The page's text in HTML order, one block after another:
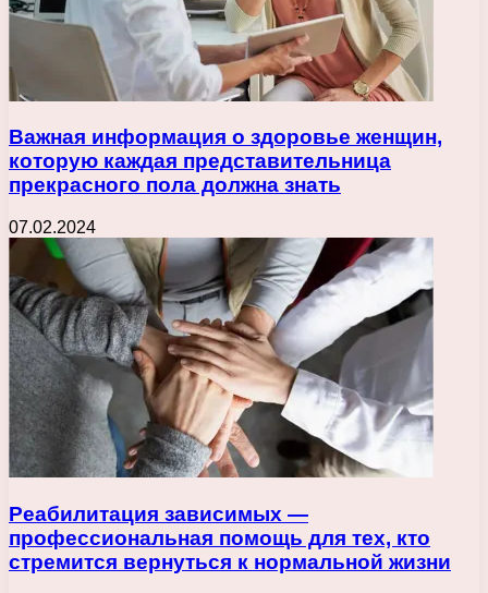
Важная информация о здоровье женщин,
которую каждая представительница
прекрасного пола должна знать
07.02.2024
Реабилитация зависимых —
профессиональная помощь для тех, кто
стремится вернуться к нормальной жизни